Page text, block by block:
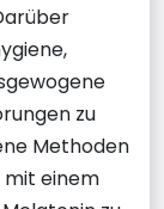
zu
Methoden
mit einem